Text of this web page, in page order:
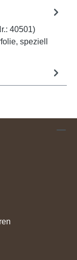
40501)
speziell